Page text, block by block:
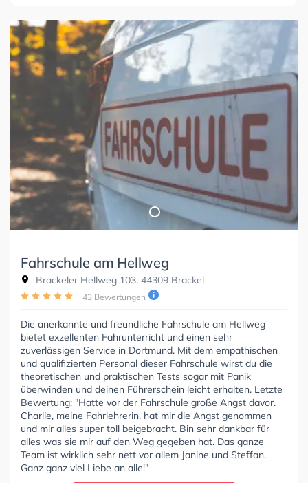
Fahrschule am Hellweg
Brackeler Hellweg 103, 44309 Brackel
43 Bewertungen
Die anerkannte und freundliche Fahrschule am Hellweg
bietet exzellenten Fahrunterricht und einen sehr
zuverlässigen Service in Dortmund. Mit dem empathischen
und qualifizierten Personal dieser Fahrschule wirst du die
theoretischen und praktischen Tests sogar mit Panik
überwinden und deinen Führerschein leicht erhalten. Letzte
Bewertung: "Hatte vor der Fahrschule große Angst davor.
Charlie, meine Fahrlehrerin, hat mir die Angst genommen
und mir alles super toll beigebracht. Bin sehr dankbar für
alles was sie mir auf den Weg gegeben hat. Das ganze
Team ist wirklich sehr nett vor allem Janine und Steffan.
Ganz ganz viel Liebe an alle!"